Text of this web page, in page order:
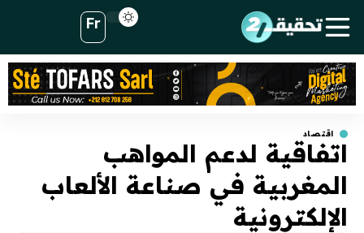
Fr
اقتصاد
اتفاقية لدعم المواهب
المغربية في صناعة الألعاب
الإلكترونية